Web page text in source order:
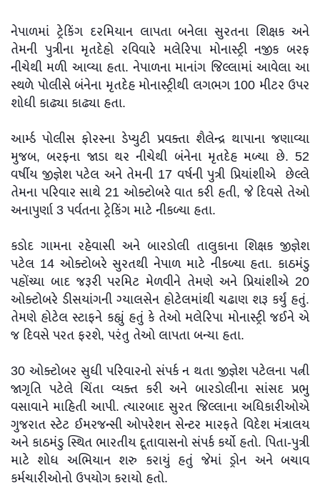
નેપાળમાં ટ્રેકિંગ દરમિયાન લાપતા બનેલા સુરતના શિક્ષક અને
તેમની પુત્રીના મૃતદેહો રવિવારે મલેરિપા મોનાસ્ટ્રી નજીક બરફ
નીચેથી મળી આવ્યા હતા. નેપાળના માનાંગ જિલ્લામાં આવેલા આ
સ્થળે પોલીસે બંનેના મૃતદેહ મોનાસ્ટ્રીથી લગભગ 100 મીટર ઉપર
શોધી કાઢ્યા કાઢ્યા હતા.
આર્મ્ડ પોલીસ ફોરસ્ના ડેપ્યુટી પ્રવક્તા શૈલેન્દ્ર થાપાના જણાવ્યા
મુજબ, બરફના જાડા થર નીચેથી બંનેના મૃતદેહ મળ્યા છે. 52
વર્ષીય જીજ્ઞેશ પટેલ અને તેમની 17 વર્ષની પુત્રી પ્રિયાંશીએ છેલ્લે
તેમના પરિવાર સાથે 21 ઓક્ટોબરે વાત કરી હતી, જે દિવસે તેઓ
અનાપુર્ણા 3 પર્વતના ટ્રેકિંગ માટે નીકળ્યા હતા.
કડોદ ગામના રહેવાસી અને બારડોલી તાલુકાના શિક્ષક જીજ્ઞેશ
પટેલ 14 ઓક્ટોબરે સુરતથી નેપાળ માટે નીકળ્યા હતા. કાઠમંડુ
પહોંચ્યા બાદ જરૂરી પરમિટ મેળવીને તેમણે અને પ્રિયાંશીએ 20
ઓક્ટોબરે ડીસયાંગની ગ્યાલસેન હોટેલમાંથી ચઢાણ શરૂ કર્યું હતું.
તેમણે હોટેલ સ્ટાફને કહ્યું હતું કે તેઓ મલેરિપા મોનાસ્ટ્રી જઈને એ
જ દિવસે પરત ફરશે, પરંતુ તેઓ લાપતા બન્યા હતા.
30 ઓક્ટોબર સુધી પરિવારનો સંપર્ક ન થતા જીજ્ઞેશ પટેલના પત્ની
જાગૃતિ પટેલે ચિંતા વ્યક્ત કરી અને બારડોલીના સાંસદ પ્રભુ
વસાવાને માહિતી આપી. ત્યારબાદ સુરત જિલ્લાના અધિકારીઓએ
ગુજરાત સ્ટેટ ઈમરજન્સી ઓપરેશન સેન્ટર મારફતે વિદેશ મંત્રાલય
અને કાઠમંડુ સ્થિત ભારતીય દૂતાવાસનો સંપર્ક કર્યો હતો. પિતા-પુત્રી
માટે શોધ અભિયાન શરુ કરાયું હતું જેમાં ડ્રોન અને બચાવ
કર્મચારીઓનો ઉપયોગ કરાયો હતો.